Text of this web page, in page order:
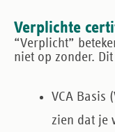
Verplichte
“Verplicht”
niet op zonder.
VCA Basis
zien dat je